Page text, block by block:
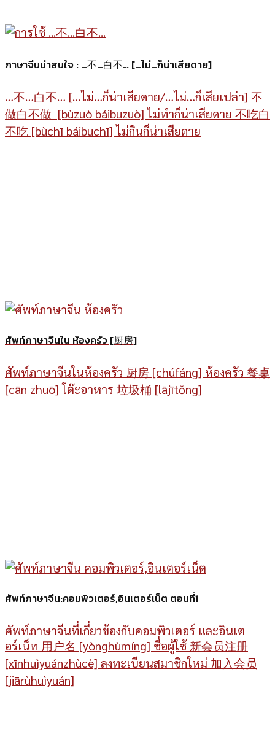
ภาษาจีนน่าสนใจ : …不…白不… […ไม่…ก็น่าเสียดาย]
…不…白不… […ไม่…ก็น่าเสียดาย/…ไม่…ก็เสียเปล่า] 不
做白不做 [bùzuò báibuzuò] ไม่ทำก็น่าเสียดาย 不吃白
不吃 [bùchī báibuchī] ไม่กินก็น่าเสียดาย
ศัพท์ภาษาจีนใน ห้องครัว [厨房]
ศัพท์ภาษาจีนในห้องครัว 厨房 [chúfáng] ห้องครัว 餐桌
[cān zhuō] โต๊ะอาหาร 垃圾桶 [lā​jī​tǒng]
ศัพท์ภาษาจีน:คอมพิวเตอร์,อินเตอร์เน็ต ตอนที่1
ศัพท์ภาษาจีนที่เกี่ยวข้องกับคอมพิวเตอร์ และอินเต
อร์เน็ท 用户名 [yònghùmíng] ชื่อผู้ใช้ 新会员注册
[xīnhuìyuánzhùcè] ลงทะเบียนสมาชิกใหม่ 加入会员
[jiārùhuìyuán]